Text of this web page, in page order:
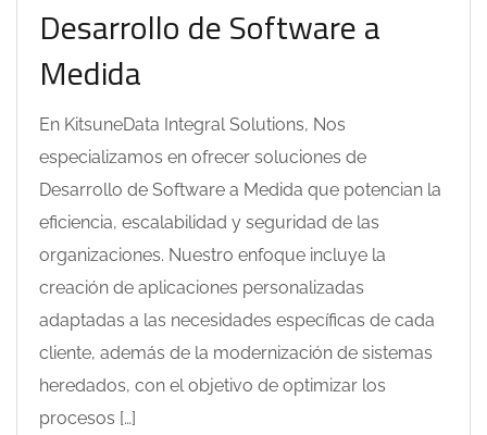
Desarrollo de Software a
Medida
En KitsuneData Integral Solutions, Nos
especializamos en ofrecer soluciones de
Desarrollo de Software a Medida que potencian la
eficiencia, escalabilidad y seguridad de las
organizaciones. Nuestro enfoque incluye la
creación de aplicaciones personalizadas
adaptadas a las necesidades específicas de cada
cliente, además de la modernización de sistemas
heredados, con el objetivo de optimizar los
procesos […]